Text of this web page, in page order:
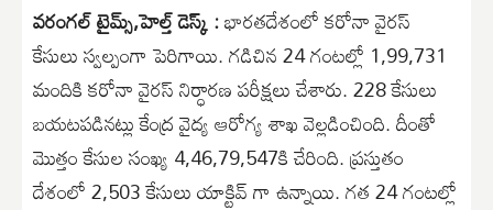
వరంగల్ టైమ్స్,హెల్త్ డెస్క్ :భారతదేశంలో కరోనా వైరస్
కేసులు స్వల్పంగా పెరిగాయి. గడిచిన 24 గంటల్లో 1,99,731
మందికి కరోనా వైరస్ నిర్ధారణ పరీక్షలు చేశారు. 228 కేసులు
బయటపడినట్లు కేంద్ర వైద్య ఆరోగ్య శాఖ వెల్లడించింది. దీంతో
మొత్తం కేసుల సంఖ్య 4,46,79,547కి చేరింది. ప్రస్తుతం
దేశంలో 2,503 కేసులు యాక్టివ్ గా ఉన్నాయి. గత 24 గంటల్లో